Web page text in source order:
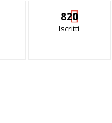
820
Iscritti